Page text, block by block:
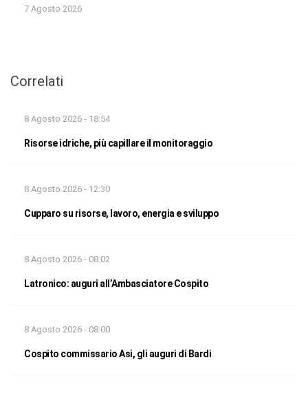
7 Agosto 2026
Correlati
8 Agosto 2026 - 18:54
Risorse idriche, più capillare il monitoraggio
8 Agosto 2026 - 12:30
Cupparo su risorse, lavoro, energia e sviluppo
8 Agosto 2026 - 08:02
Latronico: auguri all’Ambasciatore Cospito
8 Agosto 2026 - 08:00
Cospito commissario Asi, gli auguri di Bardi